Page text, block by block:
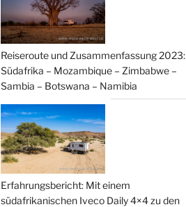
Reiseroute und Zusammenfassung 2023:
Südafrika – Mozambique – Zimbabwe –
Sambia – Botswana – Namibia
Erfahrungsbericht: Mit einem
südafrikanischen Iveco Daily 4×4 zu den